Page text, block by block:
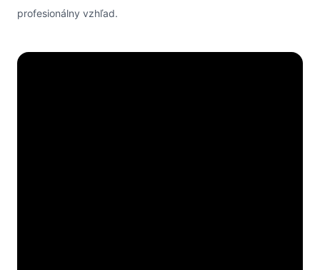
profesionálny vzhľad.